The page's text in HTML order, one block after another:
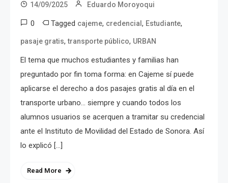
14/09/2025 Eduardo Moroyoqui
0 Tagged cajeme, credencial , Estudiante,
pasaje gratis,transporte público, URBAN
El tema que muchos estudiantes y familias han
preguntado por fin toma forma: en Cajeme sí puede
aplicarse el derecho a dos pasajes gratis al día en el
transporte urbano… siempre y cuando todos los
alumnos usuarios se acerquen a tramitar su credencial
ante el Instituto de Movilidad del Estado de Sonora. Así
lo explicó […]
Read More